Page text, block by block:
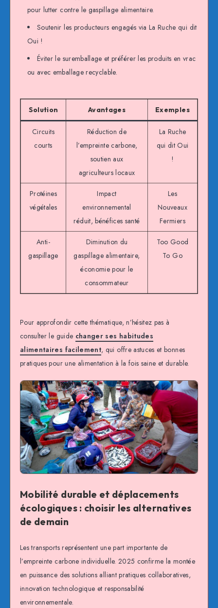
pour lutter contre le gaspillage alimentaire.
Soutenir les producteurs engagés via La Ruche qui dit
Oui !
Éviter le suremballage et préférer les produits en vrac
ou avec emballage recyclable.
Solution Avantages Exemples
Circuits
courts
Réduction de
l’empreinte carbone,
soutien aux
agriculteurs locaux
La Ruche
qui dit Oui
!
Protéines
végétales
Impact
environnemental
réduit, bénéfices santé
Les
Nouveaux
Fermiers
Anti-
gaspillage
Diminution du
gaspillage alimentaire,
économie pour le
consommateur
Too Good
To Go
Pour approfondir cette thématique, n’hésitez pas à
consulter le guide changer ses habitudes
alimentaires facilement, qui offre astuces et bonnes
pratiques pour une alimentation à la fois saine et durable.
Mobilité durable et déplacements
écologiques : choisir les alternatives
de demain
Les transports représentent une part importante de
l’empreinte carbone individuelle. 2025 confirme la montée
en puissance des solutions alliant pratiques collaboratives,
innovation technologique et responsabilité
environnementale.